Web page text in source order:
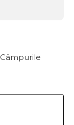
Câmpurile